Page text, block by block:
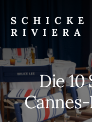
content
SCHICKE
RIVIERA
Beste
an
Côte
d'Azur:
Restaurants,
Die 10